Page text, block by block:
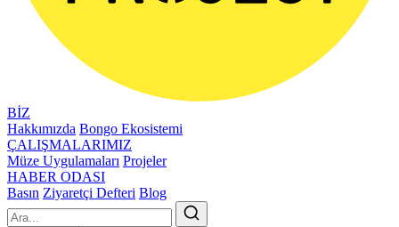
BİZ
Hakkımızda Bongo Ekosistemi
ÇALIŞMALARIMIZ
Müze Uygulamaları Projeler
HABER ODASI
Basın Ziyaretçi Defteri Blog